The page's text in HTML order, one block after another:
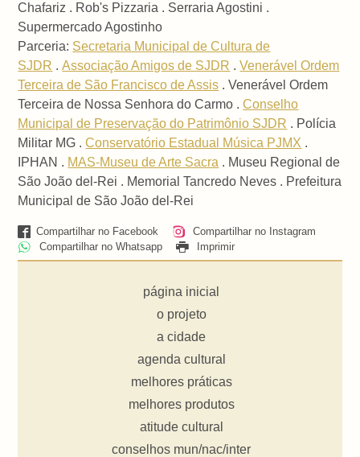
Chafariz . Rob's Pizzaria . Serraria Agostini .
Supermercado Agostinho
Parceria: Secretaria Municipal de Cultura de
SJDR .Associação Amigos de SJDR .Venerável Ordem
Terceira de São Francisco de Assis . Venerável Ordem
Terceira de Nossa Senhora do Carmo .Conselho
Municipal de Preservação do Patrimônio SJDR . Polícia
Militar MG .Conservatório Estadual Música PJMX .
IPHAN . MAS-Museu de Arte Sacra . Museu Regional de
São João del-Rei . Memorial Tancredo Neves . Prefeitura
Municipal de São João del-Rei
Compartilhar no Facebook
Compartilhar no Instagram
Compartilhar no Whatsapp
Imprimir
página inicial
o projeto
a cidade
agenda cultural
melhores práticas
melhores produtos
atitude cultural
conselhos mun/nac/inter